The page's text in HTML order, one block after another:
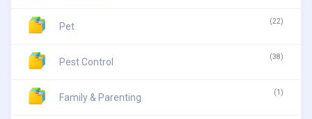
Pet (22)
Pest Control (38)
Family & Parenting (1)